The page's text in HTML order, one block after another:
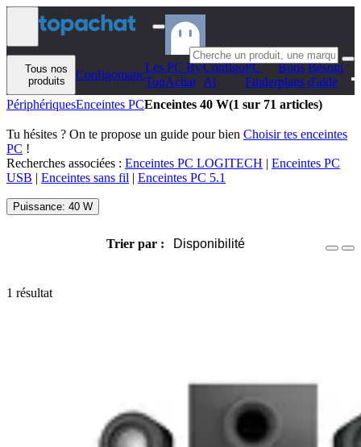
Aller au contenu
Tous nos
produits
Configomatic
Les PC By
TopAchat
Configo
Ai
PC
Finder
Bons
plans
Besoin
d'aide
PériphériquesEnceintes PCEnceintes 40 W(1 sur 71 articles)
Tu hésites ? On te propose un guide pour bien Choisir tes enceintes
PC !
Recherches associées : Enceintes PC LOGITECH | Enceintes PC
USB | Enceintes sans fil | Enceintes PC 5.1
Puissance: 40 W
Trier par : Disponibilité
1 résultat